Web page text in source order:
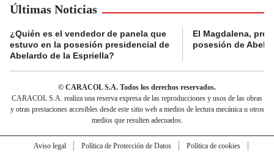
Últimas Noticias
¿Quién es el vendedor de panela que
estuvo en la posesión presidencial de
Abelardo de la Espriella?
El Magdalena,
posesión de
© CARACOL S.A. Todos los derechos reservados.
CARACOL S.A. realiza una reserva expresa de las reproducciones y usos de las obras
y otras prestaciones accesibles desde este sitio web a medios de lectura mecánica u otros
medios que resulten adecuados.
Aviso legal Política de Protección de Datos
Política de cookies